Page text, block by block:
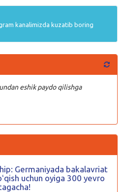
kanalimizda kuzatib boring
eshik paydo qilishga
Germaniyada bakalavriat
uchun oyiga 300 yevro